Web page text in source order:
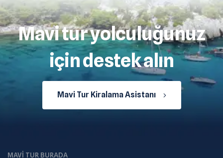
Mavi tur yolculuğunuz
için destek alın
Mavi Tur Kiralama Asistanı
MAVI TUR BURADA